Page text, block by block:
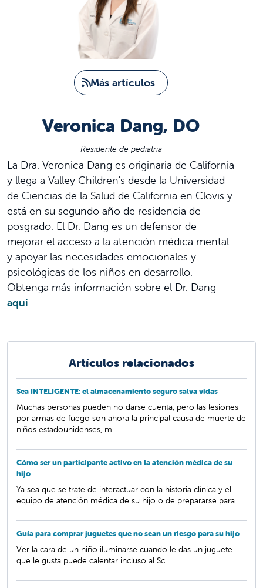
Más artículos
Veronica Dang, DO
Residente de pediatría
La Dra. Veronica Dang es originaria de California
y llega a Valley Children's desde la Universidad
de Ciencias de la Salud de California en Clovis y
está en su segundo año de residencia de
posgrado. El Dr. Dang es un defensor de
mejorar el acceso a la atención médica mental
y apoyar las necesidades emocionales y
psicológicas de los niños en desarrollo.
Obtenga más información sobre el Dr. Dang
aquí.
Artículos relacionados
Sea INTELIGENTE: el almacenamiento seguro salva vidas
Muchas personas pueden no darse cuenta, pero las lesiones
por armas de fuego son ahora la principal causa de muerte de
niños estadounidenses, m...
Cómo ser un participante activo en la atención médica de su
hijo
Ya sea que se trate de interactuar con la historia clínica y el
equipo de atención médica de su hijo o de prepararse para...
Guía para comprar juguetes que no sean un riesgo para su hijo
Ver la cara de un niño iluminarse cuando le das un juguete
que le gusta puede calentar incluso al Sc...